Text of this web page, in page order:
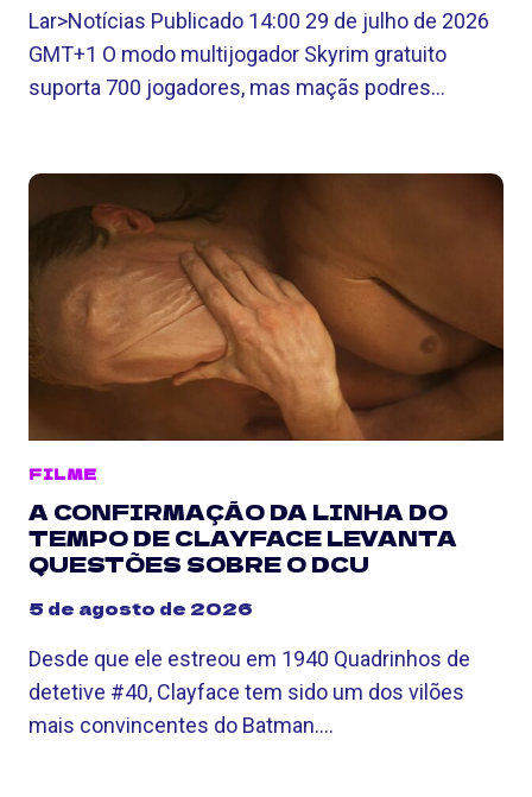
Lar>Notícias Publicado 14:00 29 de julho de 2026
GMT+1 O modo multijogador Skyrim gratuito
suporta 700 jogadores, mas maçãs podres…
FILME
A CONFIRMAÇÃO DA LINHA DO
TEMPO DE CLAYFACE LEVANTA
QUESTÕES SOBRE O DCU
5 de agosto de 2026
Desde que ele estreou em 1940 Quadrinhos de
detetive #40, Clayface tem sido um dos vilões
mais convincentes do Batman….